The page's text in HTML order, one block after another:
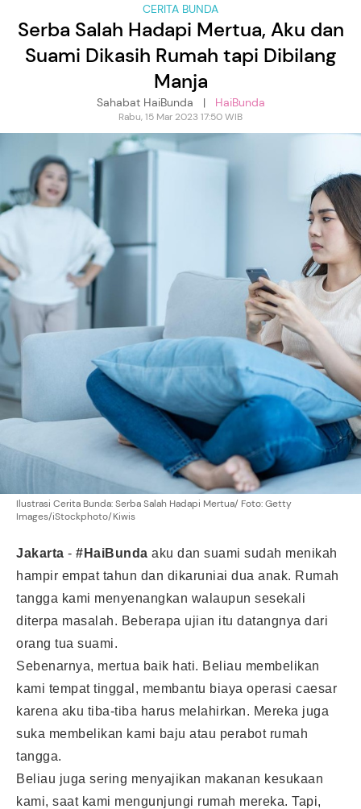
CERITA BUNDA
Serba Salah Hadapi Mertua, Aku dan
Suami Dikasih Rumah tapi Dibilang
Manja
Sahabat HaiBunda | HaiBunda
Rabu, 15 Mar 2023 17:50 WIB
Ilustrasi Cerita Bunda: Serba Salah Hadapi Mertua/ Foto: Getty
Images/iStockphoto/Kiwis
Jakarta - #HaiBunda aku dan suami sudah menikah
hampir empat tahun dan dikaruniai dua anak. Rumah
tangga kami menyenangkan walaupun sesekali
diterpa masalah. Beberapa ujian itu datangnya dari
orang tua suami.
Sebenarnya, mertua baik hati. Beliau membelikan
kami tempat tinggal, membantu biaya operasi caesar
karena aku tiba-tiba harus melahirkan. Mereka juga
suka membelikan kami baju atau perabot rumah
tangga.
Beliau juga sering menyajikan makanan kesukaan
kami, saat kami mengunjungi rumah mereka. Tapi,